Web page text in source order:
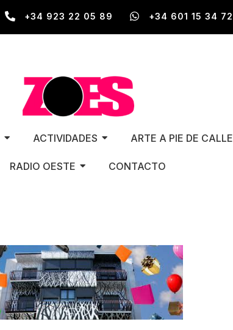
+34 923 22 05 89 +34 601 15 34 72
ACTIVIDADES ARTE A PIE DE CALLE
RADIO OESTE CONTACTO